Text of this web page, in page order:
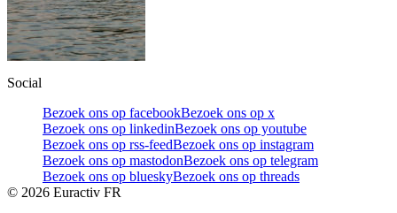
Social
Bezoek ons op facebookBezoek ons op x
Bezoek ons op linkedinBezoek ons op youtube
Bezoek ons op rss-feedBezoek ons op instagram
Bezoek ons op mastodonBezoek ons op telegram
Bezoek ons op blueskyBezoek ons op threads
© 2026 Euractiv FR